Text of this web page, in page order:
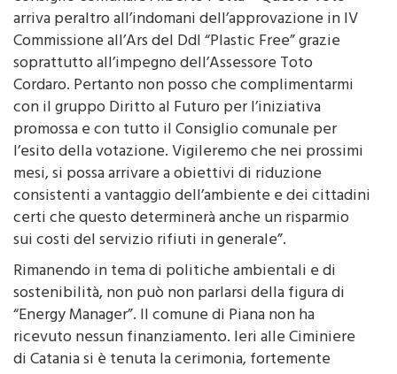
arriva peraltro all’indomani dell’approvazione in IV
Commissione all’Ars del Ddl “Plastic Free” grazie
soprattutto all’impegno dell’Assessore Toto
Cordaro. Pertanto non posso che complimentarmi
con il gruppo Diritto al Futuro per l’iniziativa
promossa e con tutto il Consiglio comunale per
l’esito della votazione. Vigileremo che nei prossimi
mesi, si possa arrivare a obiettivi di riduzione
consistenti a vantaggio dell’ambiente e dei cittadini
certi che questo determinerà anche un risparmio
sui costi del servizio rifiuti in generale”.
Rimanendo in tema di politiche ambientali e di
sostenibilità, non può non parlarsi della figura di
“Energy Manager”. Il comune di Piana non ha
ricevuto nessun finanziamento. Ieri alle Ciminiere
di Catania si è tenuta la cerimonia, fortemente